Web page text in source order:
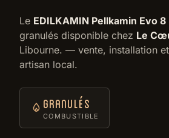
Le EDILKAMIN Pellkamin Evo 8
granulés disponible chez Le
Libourne. — vente, installation
artisan local.
Granulés
COMBUSTIBLE